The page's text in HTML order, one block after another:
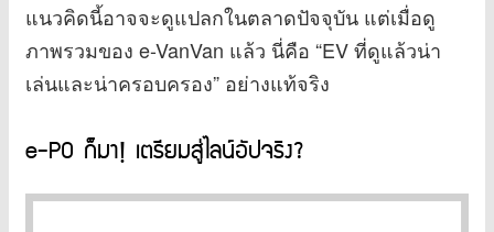
แนวคิดนี้อาจจะดูแปลกในตลาดปัจจุบัน แต่เมื่อดู
ภาพรวมของ e-VanVan แล้ว นี่คือ “EV ที่ดูแล้วน่า
เล่นและน่าครอบครอง” อย่างแท้จริง
e-PO ก็มา! เตรียมสู่ไลน์อัปจริง?